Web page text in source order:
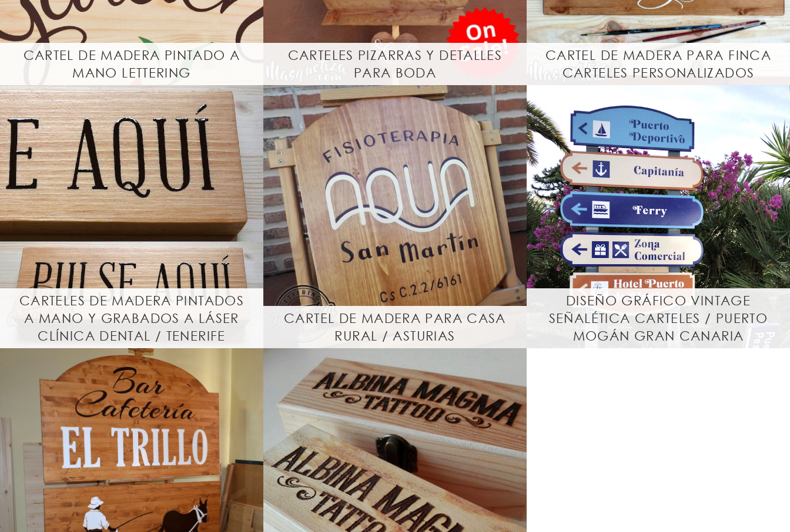
r
a
l
CARTEL DE MADERA PINTADO A
MANO LETTERING
CARTELES PIZARRAS Y DETALLES
PARA BODA
CARTEL DE MADERA PARA FINCA
CARTELES PERSONALIZADOS
CARTELES DE MADERA PINTADOS
A MANO Y GRABADOS A LÁSER
CLÍNICA DENTAL / TENERIFE
CARTEL DE MADERA PARA CASA
RURAL / ASTURIAS
DISEÑO GRÁFICO VINTAGE
SEÑALÉTICA CARTELES / PUERTO
MOGÁN GRAN CANARIA